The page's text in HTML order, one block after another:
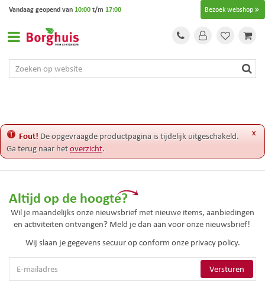
e
t
Bezoek webshop
Vandaag geopend van 10:00t/m 17:00
x
Fout! De opgevraagde productpagina is tijdelijk uitgeschakeld.
Ga terug naar hetoverzicht.
Altijd op de hoogte?
Wil je maandelijks onze nieuwsbrief met nieuwe items, aanbiedingen
en activiteiten ontvangen? Meld je dan aan voor onze nieuwsbrief!
Wij slaan je gegevens secuur op conform onze privacy policy.